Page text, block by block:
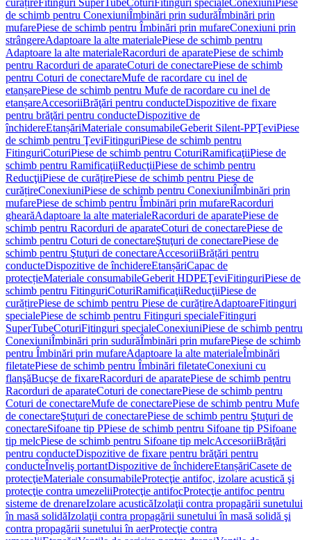
curățireFitinguri SuperTubeCoturiFitinguri specialeConexiuniPiese
de schimb pentru ConexiuniÎmbinări prin sudurăÎmbinări prin
mufarePiese de schimb pentru Îmbinări prin mufareConexiuni prin
strângereAdaptoare la alte materialePiese de schimb pentru
Adaptoare la alte materialeRacorduri de aparatePiese de schimb
pentru Racorduri de aparateCoturi de conectarePiese de schimb
pentru Coturi de conectareMufe de racordare cu inel de
etanșarePiese de schimb pentru Mufe de racordare cu inel de
etanșareAccesoriiBrăţări pentru conducteDispozitive de fixare
pentru brăţări pentru conducteDispozitive de
închidereEtanșăriMateriale consumabileGeberit Silent-PPŢeviPiese
de schimb pentru ŢeviFitinguriPiese de schimb pentru
FitinguriCoturiPiese de schimb pentru CoturiRamificaţiiPiese de
schimb pentru RamificaţiiReducţiiPiese de schimb pentru
ReducţiiPiese de curățirePiese de schimb pentru Piese de
curățireConexiuniPiese de schimb pentru ConexiuniÎmbinări prin
mufarePiese de schimb pentru Îmbinări prin mufareRacorduri
ghearăAdaptoare la alte materialeRacorduri de aparatePiese de
schimb pentru Racorduri de aparateCoturi de conectarePiese de
schimb pentru Coturi de conectareŞtuţuri de conectarePiese de
schimb pentru Ştuţuri de conectareAccesoriiBrățări pentru
conducteDispozitive de închidereEtanșăriCapac de
protecțieMateriale consumabileGeberit HDPEŢeviFitinguriPiese de
schimb pentru FitinguriCoturiRamificaţiiReducţiiPiese de
curățirePiese de schimb pentru Piese de curățireAdaptoareFitinguri
specialePiese de schimb pentru Fitinguri specialeFitinguri
SuperTubeCoturiFitinguri specialeConexiuniPiese de schimb pentru
ConexiuniÎmbinări prin sudurăÎmbinări prin mufarePiese de schimb
pentru Îmbinări prin mufareAdaptoare la alte materialeÎmbinări
filetatePiese de schimb pentru Îmbinări filetateConexiuni cu
flanşăBucşe de fixareRacorduri de aparatePiese de schimb pentru
Racorduri de aparateCoturi de conectarePiese de schimb pentru
Coturi de conectareMufe de conectarePiese de schimb pentru Mufe
de conectareŞtuţuri de conectarePiese de schimb pentru Ştuţuri de
conectareSifoane tip PPiese de schimb pentru Sifoane tip PSifoane
tip melcPiese de schimb pentru Sifoane tip melcAccesoriiBrăţări
pentru conducteDispozitive de fixare pentru brăţări pentru
conducteÎnveliş portantDispozitive de închidereEtanșăriCasete de
protecţieMateriale consumabileProtecţie antifoc, izolare acustică şi
protecţie contra umezeliiProtecţie antifocProtecţie antifoc pentru
sisteme de drenareIzolare acusticăIzolaţii contra propagării sunetului
în masă solidăIzolaţii contra propagării sunetului în masă solidă şi
contra propagării sunetului în aerProtecţie contra